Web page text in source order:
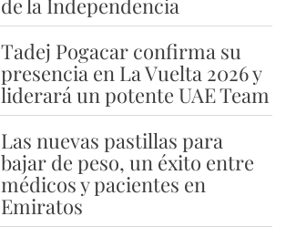
de la Independencia
Tadej Pogacar confirma su
presencia en La Vuelta 2026 y
liderará un potente UAE Team
Las nuevas pastillas para
bajar de peso, un éxito entre
médicos y pacientes en
Emiratos